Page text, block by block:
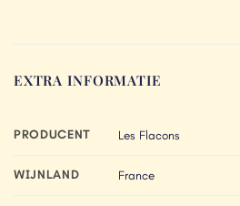
EXTRA INFORMATIE
PRODUCENT Les Flacons
WIJNLAND France